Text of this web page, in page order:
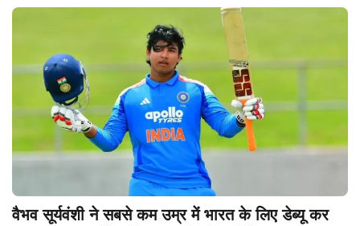
वैभव सूर्यवंशी ने सबसे कम उम्र में भारत के लिए डेब्यू कर